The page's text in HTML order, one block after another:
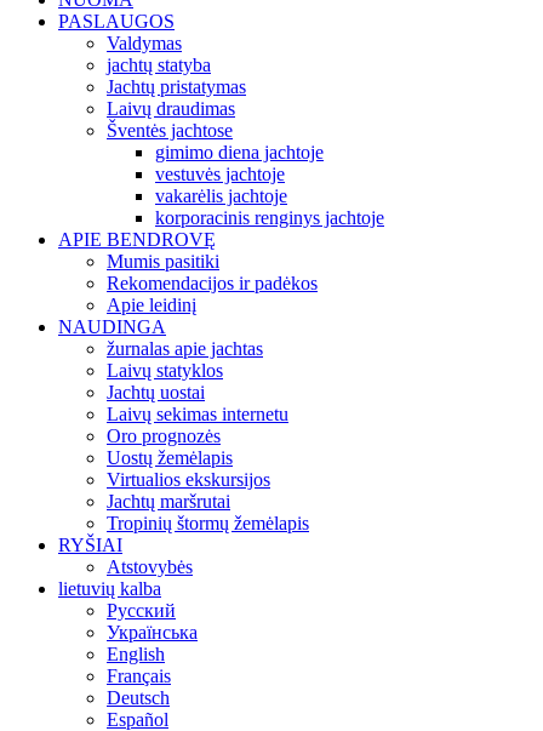
PASLAUGOS
Valdymas
jachtų statyba
Jachtų pristatymas
Laivų draudimas
Šventės jachtose
gimimo diena jachtoje
vestuvės jachtoje
vakarėlis jachtoje
korporacinis renginys jachtoje
APIE BENDROVĘ
Mumis pasitiki
Rekomendacijos ir padėkos
Apie leidinį
NAUDINGA
žurnalas apie jachtas
Laivų statyklos
Jachtų uostai
Laivų sekimas internetu
Oro prognozės
Uostų žemėlapis
Virtualios ekskursijos
Jachtų maršrutai
Tropinių štormų žemėlapis
RYŠIAI
Atstovybės
lietuvių kalba
Русский
Українська
English
Français
Deutsch
Español